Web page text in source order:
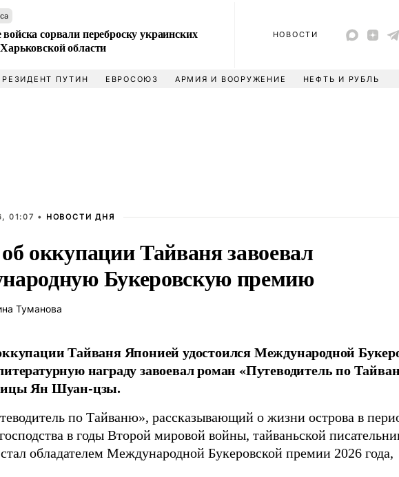
войска сорвали переброску украинских
области
НОВОСТИ
ПУТИН ЕВРОСОЮЗ АРМИЯ И ВООРУЖЕНИЕ НЕФТЬ И РУБЛЬ
01:07 • НОВОСТИ ДНЯ
оккупации Тайваня завоевал
Букеровскую премию
Туманова
Тайваня Японией удостоился Международной
награду завоевал роман «Путеводитель по
Ян Шуан-цзы.
по Тайваню», рассказывающий о жизни острова в
в годы Второй мировой войны, тайваньской
обладателем Международной Букеровской премии 2026 года,